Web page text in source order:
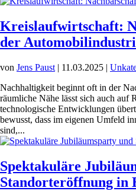
Kreislaufwirtschaft:
der
von Jens Paust | 11.03.2025 |
Nachhaltigkeit beginnt oft in der
räumliche Nähe lässt sich auch auf
technologische Entwicklungen
bewusst, dass im eigenen Umfeld
sind,...
Spektakuläre
Standorteröffnung in